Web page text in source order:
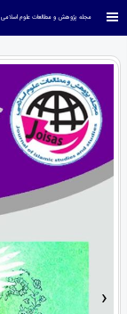
مجله پژوهش و مطالعات علوم اسلامی
‹